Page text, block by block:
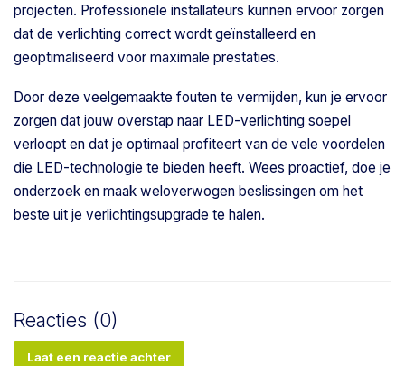
projecten. Professionele installateurs kunnen ervoor zorgen
dat de verlichting correct wordt geïnstalleerd en
geoptimaliseerd voor maximale prestaties.
Door deze veelgemaakte fouten te vermijden, kun je ervoor
zorgen dat jouw overstap naar LED-verlichting soepel
verloopt en dat je optimaal profiteert van de vele voordelen
die LED-technologie te bieden heeft. Wees proactief, doe je
onderzoek en maak weloverwogen beslissingen om het
beste uit je verlichtingsupgrade te halen.
Reacties (0)
Laat een reactie achter